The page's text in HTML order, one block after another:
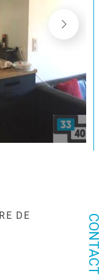
CONTACT
DE